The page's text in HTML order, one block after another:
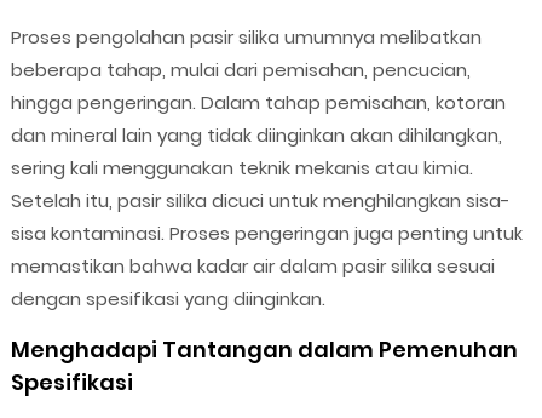
Proses pengolahan pasir silika umumnya melibatkan
beberapa tahap, mulai dari pemisahan, pencucian,
hingga pengeringan. Dalam tahap pemisahan, kotoran
dan mineral lain yang tidak diinginkan akan dihilangkan,
sering kali menggunakan teknik mekanis atau kimia.
Setelah itu, pasir silika dicuci untuk menghilangkan sisa-
sisa kontaminasi. Proses pengeringan juga penting untuk
memastikan bahwa kadar air dalam pasir silika sesuai
dengan spesifikasi yang diinginkan.
Menghadapi Tantangan dalam Pemenuhan
Spesifikasi